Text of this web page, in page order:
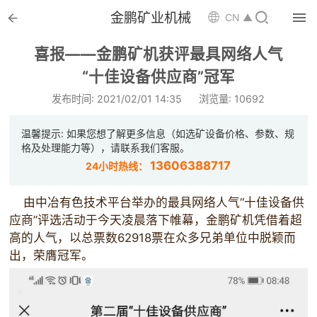
 金鹏矿业机械 CN ▲ 
喜报——金鹏矿机获评最具网络人气
“十佳设备供应商”冠军
发布时间: 2021/02/01 14:35 浏览量: 10692
温馨提示: 如果您想了解更多信息（如选矿设备价格、参数、规
格及处理能力等），请联系我们客服。
24小时热线：13606388717
由中冶有色技术平台举办的最具网络人气“十佳设备供
应商”评选活动于今天凌晨落下帷幕，金鹏矿机凭借着超
高的人气，以总票数62918票在众多兄弟单位中脱颖而
出，荣膺冠军。
 首页
 选矿设备

 解决方案
 案例中心
 服务体系
新闻中心